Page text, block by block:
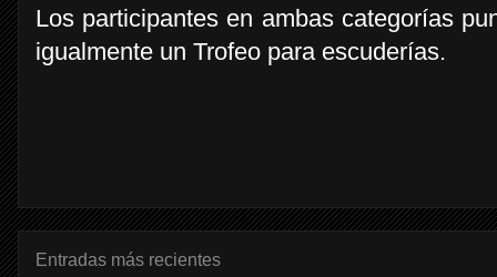
Los participantes en ambas categorías
igualmente un Trofeo para escuderías.
Entradas más recientes